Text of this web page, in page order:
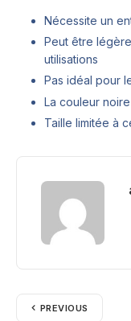
Nécessite un
Peut être
utilisations
Pas idéal pour
La couleur
Taille limitée à
PREVIOUS